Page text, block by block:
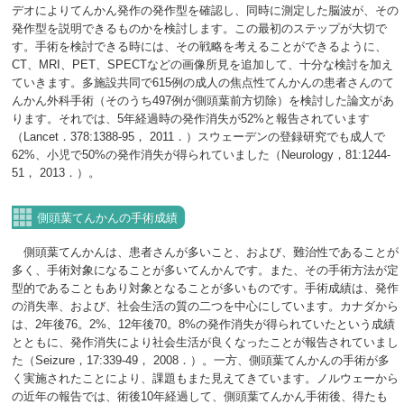
デオによりてんかん発作の発作型を確認し、同時に測定した脳波が、その
発作型を説明できるものかを検討します。この最初のステップが大切で
す。手術を検討できる時には、その戦略を考えることができるように、
CT、MRI、PET、SPECTなどの画像所見を追加して、十分な検討を加え
ていきます。多施設共同で615例の成人の焦点性てんかんの患者さんのて
んかん外科手術（そのうち497例が側頭葉前方切除）を検討した論文があ
ります。それでは、5年経過時の発作消失が52%と報告されています
（Lancet．378:1388-95， 2011．）スウェーデンの登録研究でも成人で
62%、小児で50%の発作消失が得られていました（Neurology，81:1244-
51， 2013．）。
側頭葉てんかんの手術成績
側頭葉てんかんは、患者さんが多いこと、および、難治性であることが
多く、手術対象になることが多いてんかんです。また、その手術方法が定
型的であることもあり対象となることが多いものです。手術成績は、発作
の消失率、および、社会生活の質の二つを中心にしています。カナダから
は、2年後76。2%、12年後70。8%の発作消失が得られていたという成績
とともに、発作消失により社会生活が良くなったことが報告されていまし
た（Seizure，17:339-49， 2008．）。一方、側頭葉てんかんの手術が多
く実施されたことにより、課題もまた見えてきています。ノルウェーから
の近年の報告では、術後10年経過して、側頭葉てんかん手術後、得たも